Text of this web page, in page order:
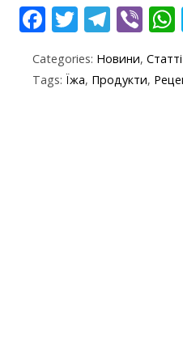
F
ac
e
b
T
w
itt
er
T
el
e
gr
Vi
b
er
Categories: Новини, Статті
Tags: Їжа, Продукти,